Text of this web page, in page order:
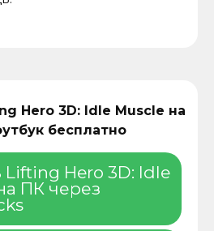
Hero 3D: Idle Muscle на
бесплатно
Lifting Hero 3D: Idle
ПК через